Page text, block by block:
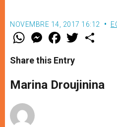
NOVEMBRE 14, 2017 16:12
W
t
s
p
p
M
e
s
e
g
e
F
a
e
b
o
k
w
r
Share this Entry
Marina Droujinina